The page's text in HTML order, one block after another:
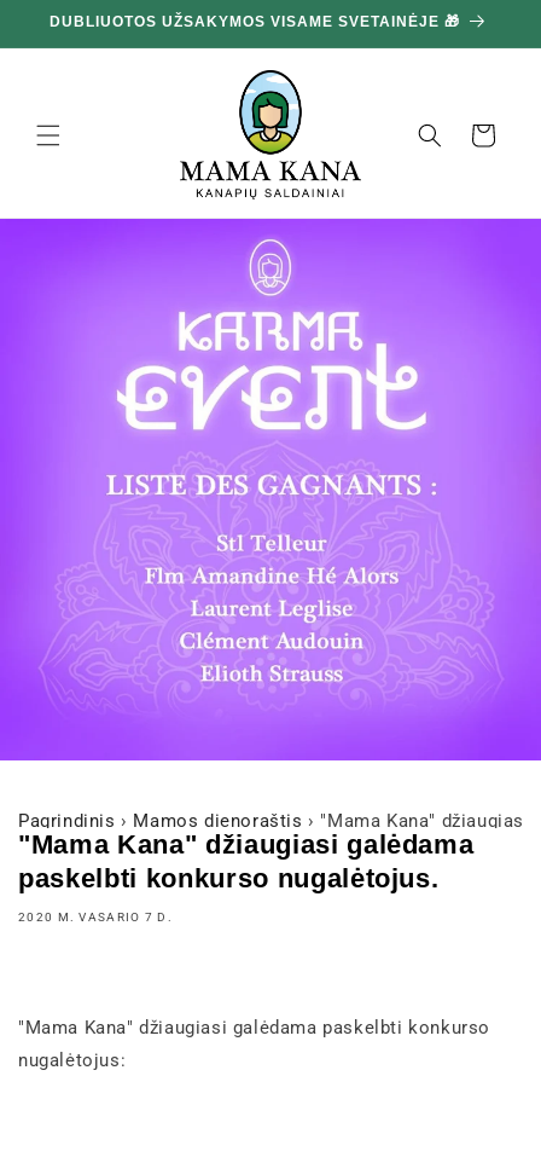
ir pereikite
prie turinio
DUBLIUOTOS UŽSAKYMOS VISAME SVETAINĖJE 🎁
Krepšelis
Pagrindinis › Mamos dienoraštis › "Mama Kana"
"Mama Kana" džiaugiasi galėdama
paskelbti konkurso nugalėtojus.
2020 M. VASARIO 7 D.
"Mama Kana" džiaugiasi galėdama paskelbti konkurso
nugalėtojus: